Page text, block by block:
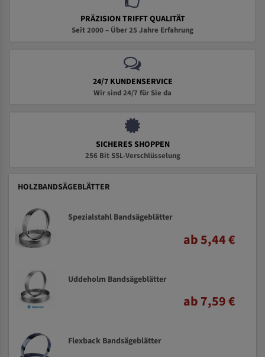
PRÄZISION TRIFFT QUALITÄT
Seit 2000 – Über 25 Jahre Erfahrung
24/7 KUNDENSERVICE
Wir sind 24/7 für Sie da
SICHERES SHOPPEN
256 Bit SSL-Verschlüsselung
HOLZBANDSÄGEBLÄTTER
Spezialstahl Bandsägeblätter
ab 5,44 €
Uddeholm Bandsägeblätter
ab 7,59 €
Flexback Bandsägeblätter